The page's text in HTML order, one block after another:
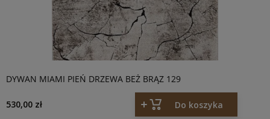
DYWAN MIAMI PIEŃ DRZEWA BEŻ BRĄZ 129
530,00 zł Do koszyka